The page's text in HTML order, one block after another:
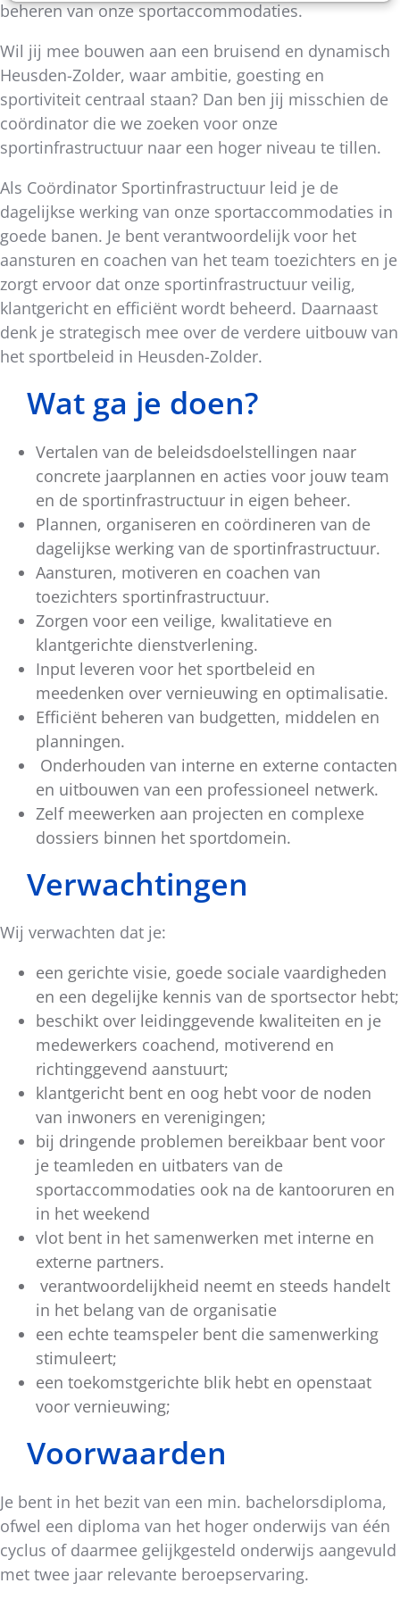
beheren van onze sportaccommodaties.
Wil jij mee bouwen aan een bruisend en dynamisch
Heusden-Zolder, waar ambitie, goesting en
sportiviteit centraal staan? Dan ben jij misschien de
coördinator die we zoeken voor onze
sportinfrastructuur naar een hoger niveau te tillen.
Als Coördinator Sportinfrastructuur leid je de
dagelijkse werking van onze sportaccommodaties in
goede banen. Je bent verantwoordelijk voor het
aansturen en coachen van het team toezichters en je
zorgt ervoor dat onze sportinfrastructuur veilig,
klantgericht en efficiënt wordt beheerd. Daarnaast
denk je strategisch mee over de verdere uitbouw van
het sportbeleid in Heusden-Zolder.
Wat ga je doen?
Vertalen van de beleidsdoelstellingen naar
concrete jaarplannen en acties voor jouw team
en de sportinfrastructuur in eigen beheer.
Plannen, organiseren en coördineren van de
dagelijkse werking van de sportinfrastructuur.
Aansturen, motiveren en coachen van
toezichters sportinfrastructuur.
Zorgen voor een veilige, kwalitatieve en
klantgerichte dienstverlening.
Input leveren voor het sportbeleid en
meedenken over vernieuwing en optimalisatie.
Efficiënt beheren van budgetten, middelen en
planningen.
Onderhouden van interne en externe contacten
en uitbouwen van een professioneel netwerk.
Zelf meewerken aan projecten en complexe
dossiers binnen het sportdomein.
Verwachtingen
Wij verwachten dat je:
een gerichte visie, goede sociale vaardigheden
en een degelijke kennis van de sportsector hebt;
beschikt over leidinggevende kwaliteiten en je
medewerkers coachend, motiverend en
richtinggevend aanstuurt;
klantgericht bent en oog hebt voor de noden
van inwoners en verenigingen;
bij dringende problemen bereikbaar bent voor
je teamleden en uitbaters van de
sportaccommodaties ook na de kantooruren en
in het weekend
vlot bent in het samenwerken met interne en
externe partners.
verantwoordelijkheid neemt en steeds handelt
in het belang van de organisatie
een echte teamspeler bent die samenwerking
stimuleert;
een toekomstgerichte blik hebt en openstaat
voor vernieuwing;
Voorwaarden
Je bent in het bezit van een min. bachelorsdiploma,
ofwel een diploma van het hoger onderwijs van één
cyclus of daarmee gelijkgesteld onderwijs aangevuld
met twee jaar relevante beroepservaring.